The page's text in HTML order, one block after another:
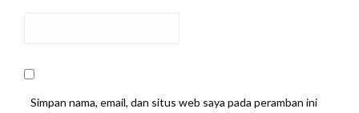
Simpan nama, email, dan situs web saya pada peramban ini